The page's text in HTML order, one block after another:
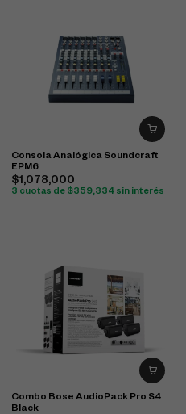
Consola Analógica Soundcraft
EPM6
$1,078,000
3 cuotas de $359,334 sin interés
Combo Bose AudioPack Pro S4
Black